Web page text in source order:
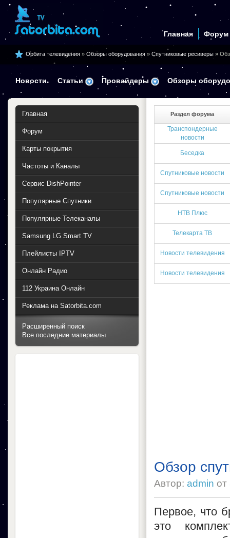
Главная Форум
Орбита телевидения » Обзоры оборудования » Спутниковые ресиверы »
Новости Статьи Провайдеры Обзоры
Раздел форума
Транспондерные
новости
Беседка
Спутниковые новости
Спутниковые новости
НТВ Плюс
Телекарта ТВ
Новости телевидения
Новости телевидения
Обзор
Автор: admin от
Первое, что
это
Главная
Форум
Карты покрытия
Частоты и Каналы
Сервис DishPointer
Популярные Спутники
Популярные Телеканалы
Samsung LG Smart TV
Плейлисты IPTV
Онлайн Радио
112 Украина Онлайн
Реклама на Satorbita.com
Расширенный поиск
Все последние материалы